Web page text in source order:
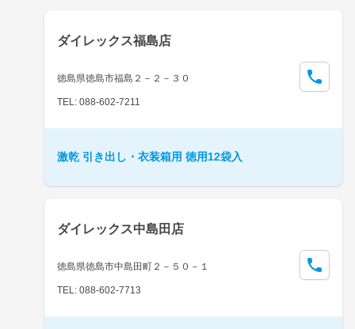
ダイレックス福島店
徳島県徳島市福島２－２－３０
TEL: 088-602-7211
激乾 引き出し・衣装箱用 徳用12袋入
ダイレックス中島田店
徳島県徳島市中島田町２－５０－１
TEL: 088-602-7713